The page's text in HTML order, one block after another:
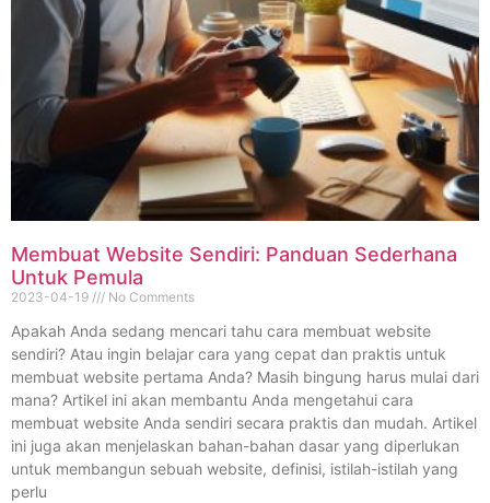
Membuat Website Sendiri: Panduan Sederhana
Untuk Pemula
2023-04-19 No Comments
Apakah Anda sedang mencari tahu cara membuat website
sendiri? Atau ingin belajar cara yang cepat dan praktis untuk
membuat website pertama Anda? Masih bingung harus mulai dari
mana? Artikel ini akan membantu Anda mengetahui cara
membuat website Anda sendiri secara praktis dan mudah. Artikel
ini juga akan menjelaskan bahan-bahan dasar yang diperlukan
untuk membangun sebuah website, definisi, istilah-istilah yang
perlu